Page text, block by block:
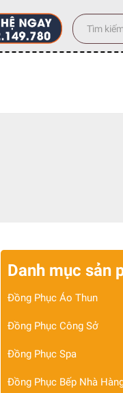
Danh mục sản
Đồng Phục Áo Thun
Đồng Phục Công Sở
Đồng Phục Spa
Đồng Phục Bếp Nhà